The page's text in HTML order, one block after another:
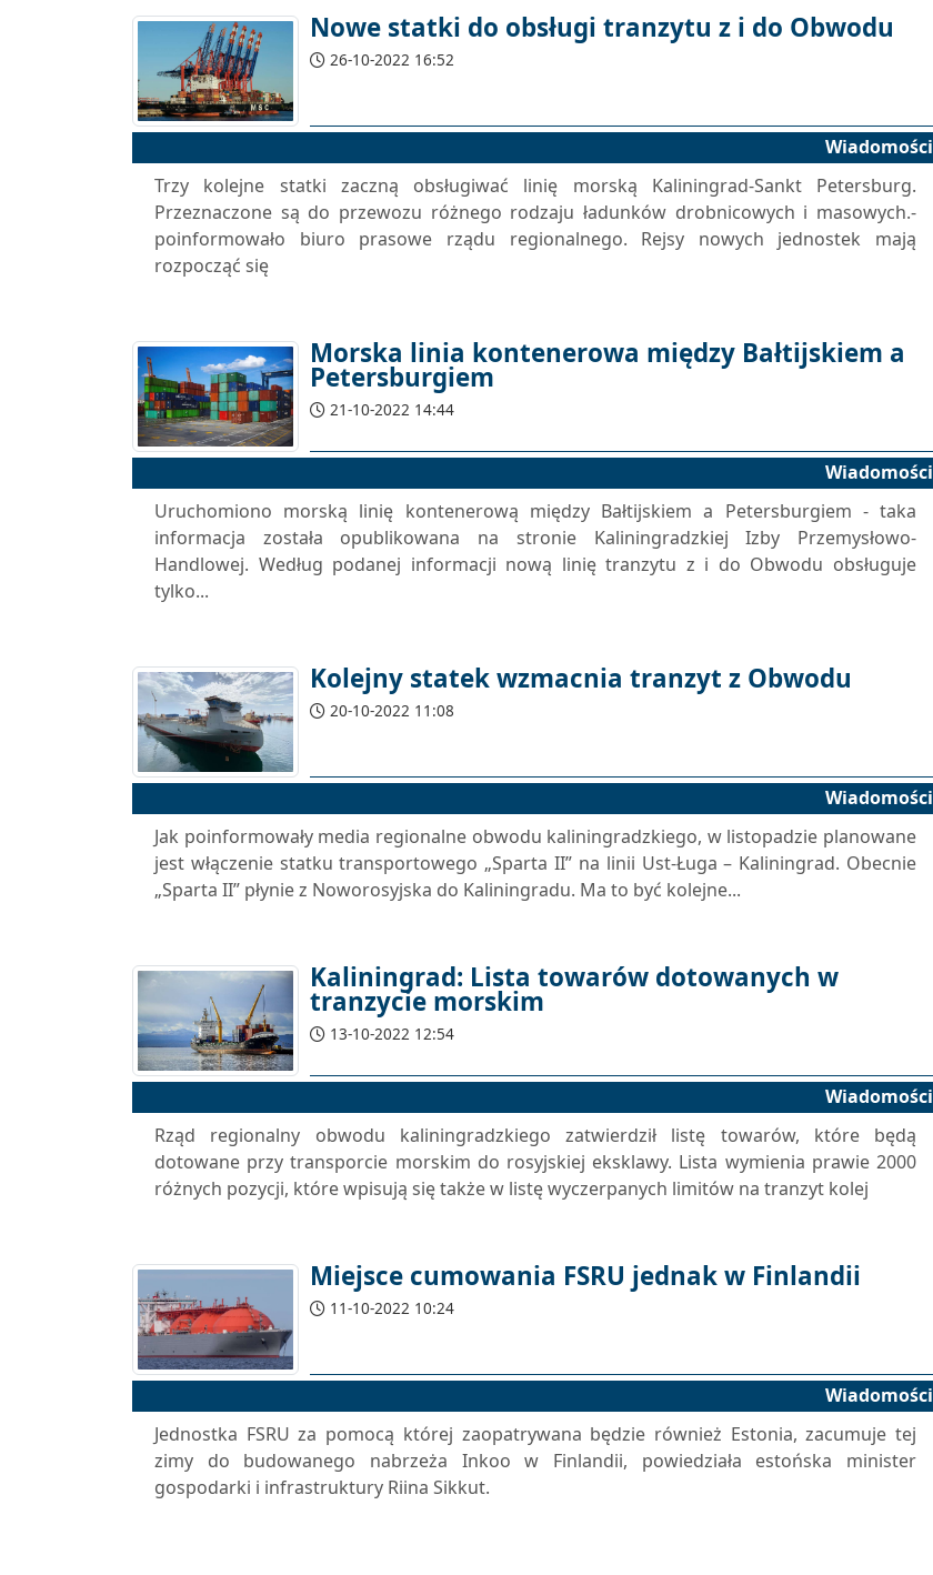
Nowe statki do obsługi tranzytu z i do Obwodu
26-10-2022 16:52
Wiadomości
Trzy kolejne statki zaczną obsługiwać linię morską Kaliningrad-Sankt Petersburg.
Przeznaczone są do przewozu różnego rodzaju ładunków drobnicowych i masowych.-
poinformowało biuro prasowe rządu regionalnego. Rejsy nowych jednostek mają
rozpocząć się
Morska linia kontenerowa między Bałtijskiem a
Petersburgiem
21-10-2022 14:44
Wiadomości
Uruchomiono morską linię kontenerową między Bałtijskiem a Petersburgiem - taka
informacja została opublikowana na stronie Kaliningradzkiej Izby Przemysłowo-
Handlowej. Według podanej informacji nową linię tranzytu z i do Obwodu obsługuje
tylko...
Kolejny statek wzmacnia tranzyt z Obwodu
20-10-2022 11:08
Wiadomości
Jak poinformowały media regionalne obwodu kaliningradzkiego, w listopadzie planowane
jest włączenie statku transportowego „Sparta II” na linii Ust-Ługa – Kaliningrad. Obecnie
„Sparta II” płynie z Noworosyjska do Kaliningradu. Ma to być kolejne...
Kaliningrad: Lista towarów dotowanych w
tranzycie morskim
13-10-2022 12:54
Wiadomości
Rząd regionalny obwodu kaliningradzkiego zatwierdził listę towarów, które będą
dotowane przy transporcie morskim do rosyjskiej eksklawy. Lista wymienia prawie 2000
różnych pozycji, które wpisują się także w listę wyczerpanych limitów na tranzyt kolej
Miejsce cumowania FSRU jednak w Finlandii
11-10-2022 10:24
Wiadomości
Jednostka FSRU za pomocą której zaopatrywana będzie również Estonia, zacumuje tej
zimy do budowanego nabrzeża Inkoo w Finlandii, powiedziała estońska minister
gospodarki i infrastruktury Riina Sikkut.